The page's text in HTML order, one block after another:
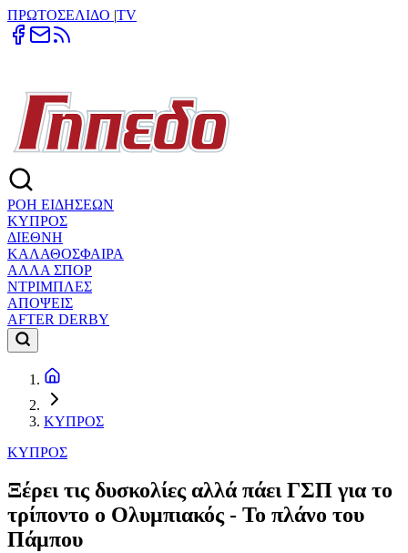
ΠΡΩΤΟΣΕΛΙΔΟ |TV
ΡΟΗ ΕΙΔΗΣΕΩΝ
ΚΥΠΡΟΣ
ΔΙΕΘΝΗ
ΚΑΛΑΘΟΣΦΑΙΡΑ
ΑΛΛΑ ΣΠΟΡ
ΝΤΡΙΜΠΛΕΣ
ΑΠΟΨΕΙΣ
AFTER DERBY
ΚΥΠΡΟΣ
ΚΥΠΡΟΣ
Ξέρει τις δυσκολίες αλλά πάει ΓΣΠ για το
τρίποντο ο Ολυμπιακός - Το πλάνο του
Πάμπου